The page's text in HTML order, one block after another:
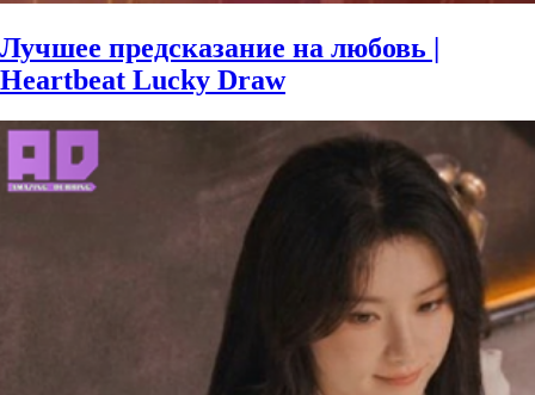
Лучшее предсказание на любовь |
Heartbeat Lucky Draw